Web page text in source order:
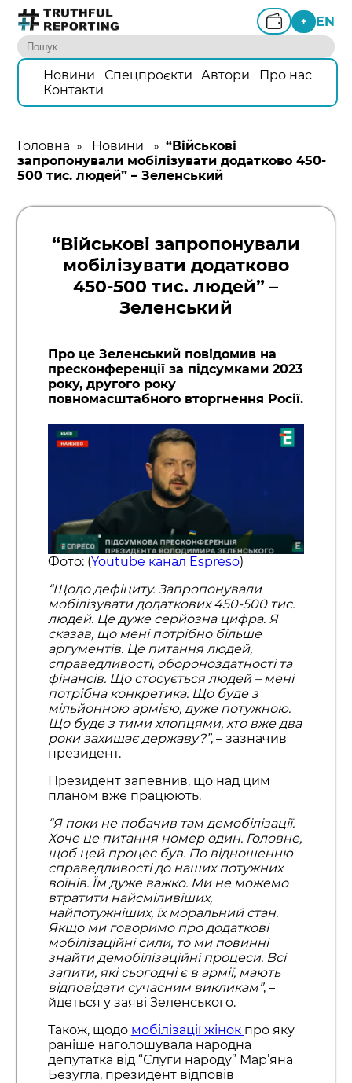
+ EN
Новини Спецпроєкти Автори
Про нас
Контакти
Головна » Новини »“Військові
запропонували мобілізувати додатково 450-
500 тис. людей” – Зеленський
“Військові запропонували
мобілізувати додатково
450-500 тис. людей” –
Зеленський
Про це Зеленський повідомив на
пресконференції за підсумками 2023
року, другого року
повномасштабного вторгнення Росії.
Фото: (Youtube канал Espreso)
“Щодо дефіциту. Запропонували
мобілізувати додаткових 450-500 тис.
людей. Це дуже серйозна цифра. Я
сказав, що мені потрібно більше
аргументів. Це питання людей,
справедливості, обороноздатності та
фінансів. Що стосується людей – мені
потрібна конкретика. Що буде з
мільйонною армією, дуже потужною.
Що буде з тими хлопцями, хто вже два
роки захищає державу?”, – зазначив
президент.
Президент запевнив, що над цим
планом вже працюють.
“Я поки не побачив там демобілізації.
Хоче це питання номер один. Головне,
щоб цей процес був. По відношенню
справедливості до наших потужних
воїнів. Їм дуже важко. Ми не можемо
втратити найсміливіших,
найпотужніших, їх моральний стан.
Якщо ми говоримо про додаткові
мобілізаційні сили, то ми повинні
знайти демобілізаційні процеси. Всі
запити, які сьогодні є в армії, мають
відповідати сучасним викликам”, –
йдеться у заяві Зеленського.
Також, щодо мобілізації жінок про яку
раніше наголошувала народна
депутатка від “Слуги народу” Мар’яна
Безугла, президент відповів